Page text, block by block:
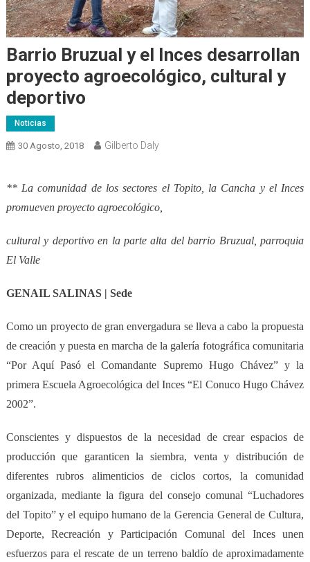
Barrio Bruzual y el Inces desarrollan
proyecto agroecológico, cultural y
deportivo
Noticias
30 Agosto, 2018 Gilberto Daly
** La comunidad de los sectores el Topito, la Cancha y el Inces
promueven proyecto agroecológico,
cultural y deportivo en la parte alta del barrio Bruzual, parroquia
El Valle
GENAIL SALINAS | Sede
Como un proyecto de gran envergadura se lleva a cabo la propuesta
de creación y puesta en marcha de la galería fotográfica comunitaria
“Por Aquí Pasó el Comandante Supremo Hugo Chávez” y la
primera Escuela Agroecológica del Inces “El Conuco Hugo Chávez
2002”.
Conscientes y dispuestos de la necesidad de crear espacios de
producción que garanticen la siembra, venta y distribución de
diferentes rubros alimenticios de ciclos cortos, la comunidad
organizada, mediante la figura del consejo comunal “Luchadores
del Topito” y el equipo humano de la Gerencia General de Cultura,
Deporte, Recreación y Participación Comunal del Inces unen
esfuerzos para el rescate de un terreno baldío de aproximadamente